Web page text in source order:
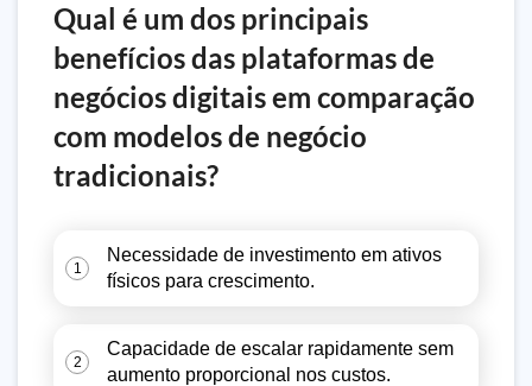
Qual é um dos principais
benefícios das plataformas de
negócios digitais em comparação
com modelos de negócio
tradicionais?
1
Necessidade de investimento em ativos
físicos para crescimento.
2
Capacidade de escalar rapidamente sem
aumento proporcional nos custos.